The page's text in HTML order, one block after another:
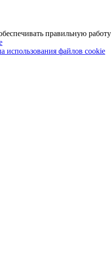
правильную работу
использования файлов cookie